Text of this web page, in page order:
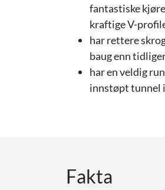
fantastiske
kraftige V-
har rettere
baug enn
har en veldig
innstøpt tunnel
Fakta